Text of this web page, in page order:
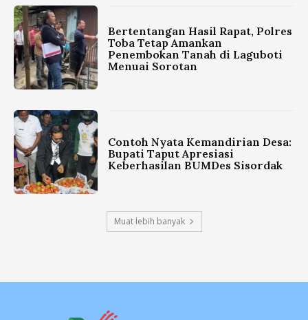
Bertentangan Hasil Rapat, Polres
Toba Tetap Amankan
Penembokan Tanah di Laguboti
Menuai Sorotan
Contoh Nyata Kemandirian Desa:
Bupati Taput Apresiasi
Keberhasilan BUMDes Sisordak
Muat lebih banyak